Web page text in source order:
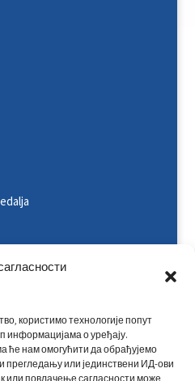
користимо технологије попут
информацијама о уређају.
ће нам омогућити да обрађујемо
или јединствени ИД-ови
или повлачење сагласности може
(ICF)
(ECA)
takmičenjima